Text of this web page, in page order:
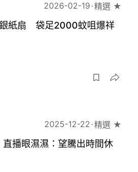
2026-02-19 精選 ★
紙扇 袋足2000蚊咀爆祥
2025-12-22 精選 ★
播眼濕濕：望騰出時間休